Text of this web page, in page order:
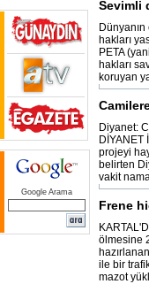
Google Arama
Sevimli
hakları
PETA
hakları
koruyan
Diyanet:
DİYANET
projeyi
belirten
vakit
Frene
ölmesine
ile bir
mazot